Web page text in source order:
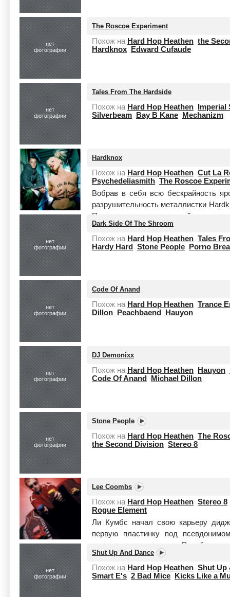
нет
фотографии
The Roscoe Experiment
Похож на Hard Hop Heathen the
Hardknox
Edward Cufaude
нет
фотографии
Tales From The Hardside
Похож на Hard Hop Heathen
Silverbeam
Bay B Kane Mechanizm
Hardknox
Похож на Hard Hop Heathen Cut La
Psychedeliasmith The Roscoe
Вобрав в себя всю бескрайность
разрушительность металлистки
Проктор, ранее известный своими
вместе...Читать целиком
нет
фотографии
Dark Side Of The Shroom
Похож на Hard Hop Heathen Tales
Hardy Hard
Stone People Porno
нет
фотографии
Code Of Anand
Похож на Hard Hop Heathen Trance
Dillon
Peachbaend Hauyon
нет
фотографии
DJ Demonixx
Похож на Hard Hop Heathen Hauyon
Code Of Anand
Michael Dillon
нет
фотографии
Stone People
Похож на Hard Hop Heathen The
the Second Division Stereo 8
Lee Coombs
Похож на Hard Hop Heathen Stereo 8
Rogue Element
Ли Кумбс начал свою карьеру
первую пластинку под
записывает треки для Paradise
толчок...Читать целиком
нет
фотографии
Shut Up And Dance
Похож на Hard Hop Heathen Shut Up
Smart E's 2 Bad Mice Kicks Like a